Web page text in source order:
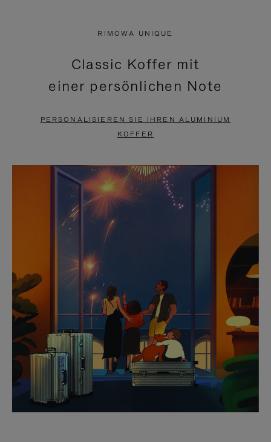
PAUSIERT,
BITTE
DRÜCKEN
ANZUHALTEN
KLICKEN
SIE
ZUM
AUFHEBEN
STUMMSCHALTUNG
RIMOWA UNIQUE
Classic Koffer mit
einer persönlichen Note
PERSONALISIEREN SIE IHREN ALUMINIUM
KOFFER